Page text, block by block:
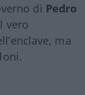
di Pedro
vero
ma